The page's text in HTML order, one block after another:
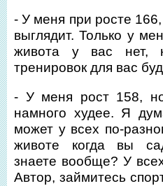
- У меня при росте
выглядит. Только у
живота у вас нет,
тренировок для вас
- У меня рост 158,
намного худее. Я
может у всех по-
животе когда вы
знаете вообще? У
Автор, займитесь